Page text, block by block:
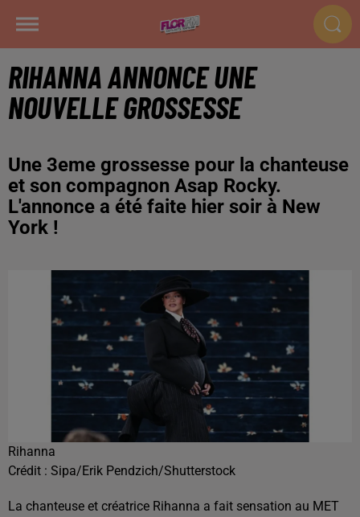
RIHANNA ANNONCE UNE
NOUVELLE GROSSESSE
Une 3eme grossesse pour la chanteuse
et son compagnon Asap Rocky.
L'annonce a été faite hier soir à New
York !
Rihanna
Crédit : Sipa/Erik Pendzich/Shutterstock
La chanteuse et créatrice Rihanna a fait sensation au MET